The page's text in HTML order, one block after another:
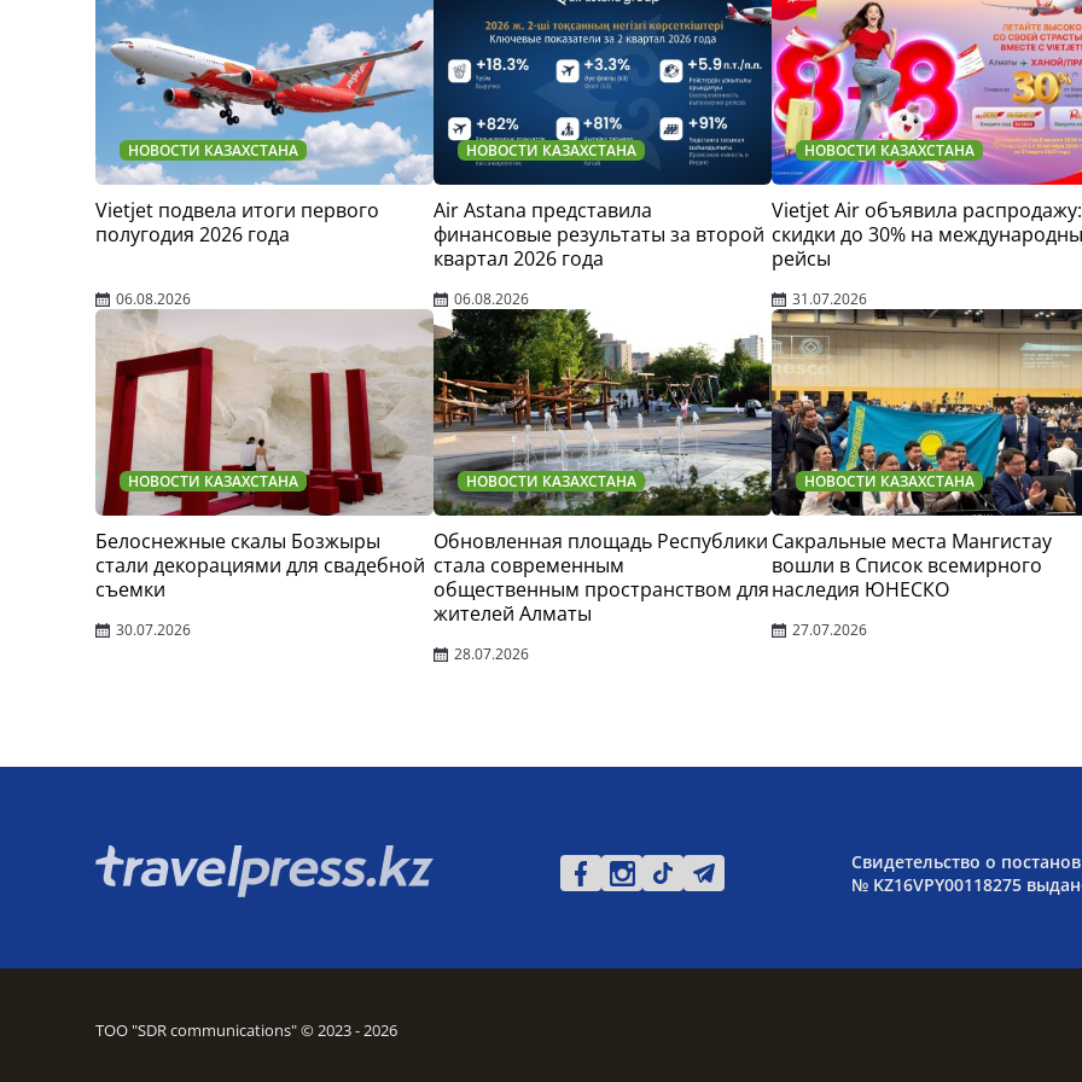
НОВОСТИ КАЗАХСТАНА
Vietjet подвела итоги первого
полугодия 2026 года
06.08.2026
НОВОСТИ КАЗАХСТАНА
Air Astana представила
финансовые результаты за второй
квартал 2026 года
06.08.2026
НОВОСТИ КАЗАХСТАНА
Vietjet Air объявила распродажу:
скидки до 30% на
рейсы
31.07.2026
НОВОСТИ КАЗАХСТАНА
Белоснежные скалы Бозжыры
стали декорациями для свадебной
съемки
30.07.2026
НОВОСТИ КАЗАХСТАНА
Обновленная площадь Республики
стала современным
общественным пространством для
жителей Алматы
28.07.2026
НОВОСТИ КАЗАХСТАНА
Сакральные места Мангистау
вошли в Список всемирного
наследия ЮНЕСКО
27.07.2026
Свидетельство о
№ KZ16VPY00118275
ТОО "SDR communications" © 2023 - 2026